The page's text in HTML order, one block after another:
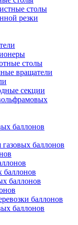
столы
резки
столы
вращатели
секции
баллонов
баллонов
баллонов
баллонов
баллонов
баллонов